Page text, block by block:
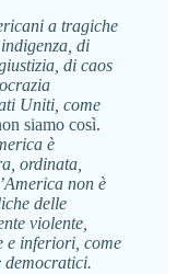
a tragiche
di
di caos
Uniti, come
siamo così.
è
ordinata,
non è
delle
violente,
e inferiori, come
democratici.